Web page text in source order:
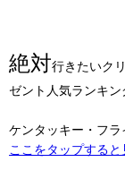
絶対行きたいク
ゼント人気ランキ
ケンタッキー・フ
ここをタップすると